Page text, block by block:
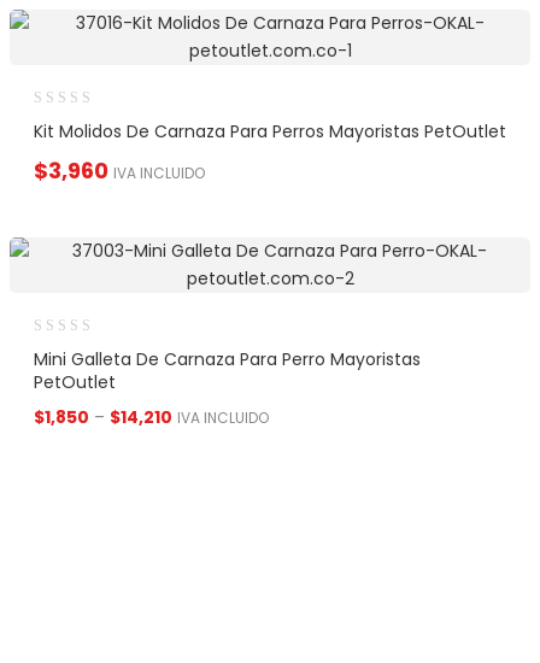
Kit Molidos De Carnaza Para Perros Mayoristas PetOutlet
$3,960 IVA INCLUIDO
Mini Galleta De Carnaza Para Perro Mayoristas
PetOutlet
$1,850 – $14,210 IVA INCLUIDO